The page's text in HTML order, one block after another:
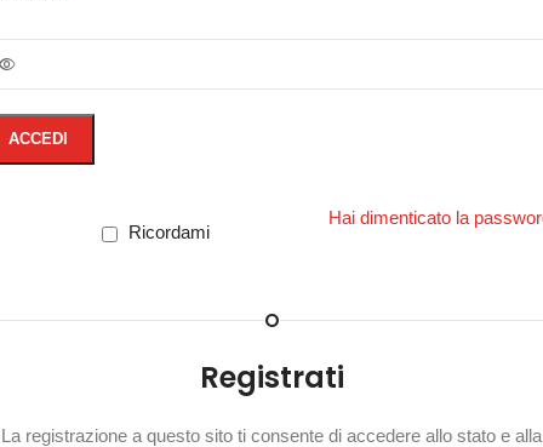
ACCEDI
Hai dimenticato la
Ricordami
O
Registrati
La registrazione a questo sito ti consente di accedere allo stato e alla